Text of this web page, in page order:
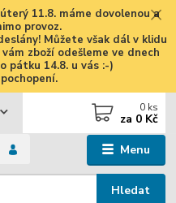
11.8. máme dovolenou a
provoz.
Můžete však dál v klidu
zboží odešleme ve dnech
pátku 14.8. u vás :-)
Menu
Hledat
0 ks
za 0 Kč